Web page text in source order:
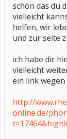
schön das du
vielleicht
helfen, wir
und zur seite
ich habe dir
vielleicht
ein link
http://
online.de/